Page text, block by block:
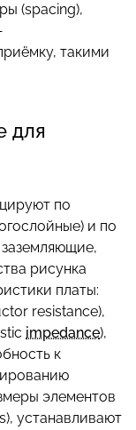
(spacing),
такими
для
по
и по
рисунка
платы:
resistance),
impedance),
к
элементов
устанавливают